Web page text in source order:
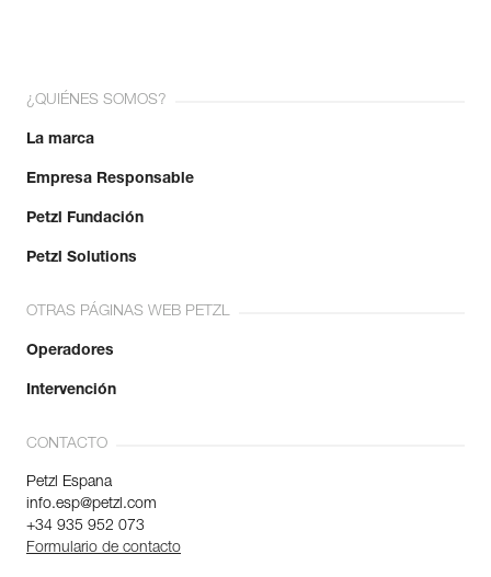
¿QUIÉNES SOMOS?
La marca
Empresa Responsable
Petzl Fundación
Petzl Solutions
OTRAS PÁGINAS WEB PETZL
Operadores
Intervención
CONTACTO
Petzl Espana
info.esp@petzl.com
+34 935 952 073
Formulario de contacto